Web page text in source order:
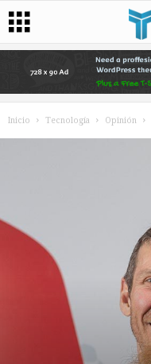
Inicio Tecnología Opinión